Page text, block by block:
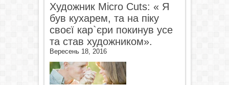
Художник Micro Cuts: « Я
був кухарем, та на піку
своєї кар`єри покинув усе
та став художником».
Вересень 18, 2016